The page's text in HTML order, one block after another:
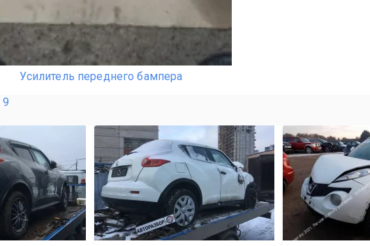
Усилитель переднего бампера
9